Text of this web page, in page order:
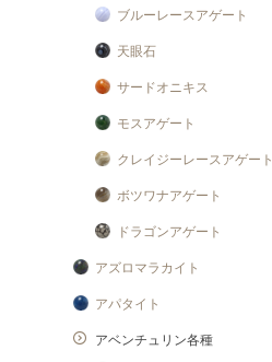
ブルーレースアゲート
天眼石
サードオニキス
モスアゲート
クレイジーレースアゲート
ボツワナアゲート
ドラゴンアゲート
アズロマラカイト
アパタイト
アベンチュリン各種